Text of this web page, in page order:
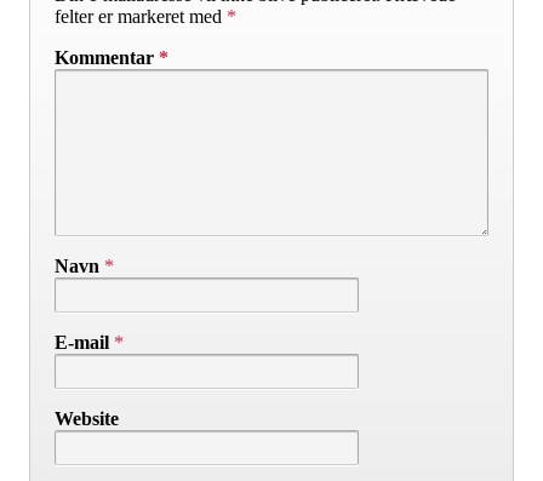
felter er markeret med *
Kommentar *
Navn *
E-mail *
Website